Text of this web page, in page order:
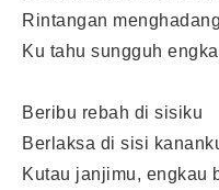
Rintangan
Ku tahu sungguh
Beribu rebah di sisiku
Berlaksa di sisi
Kutau janjimu, engkau